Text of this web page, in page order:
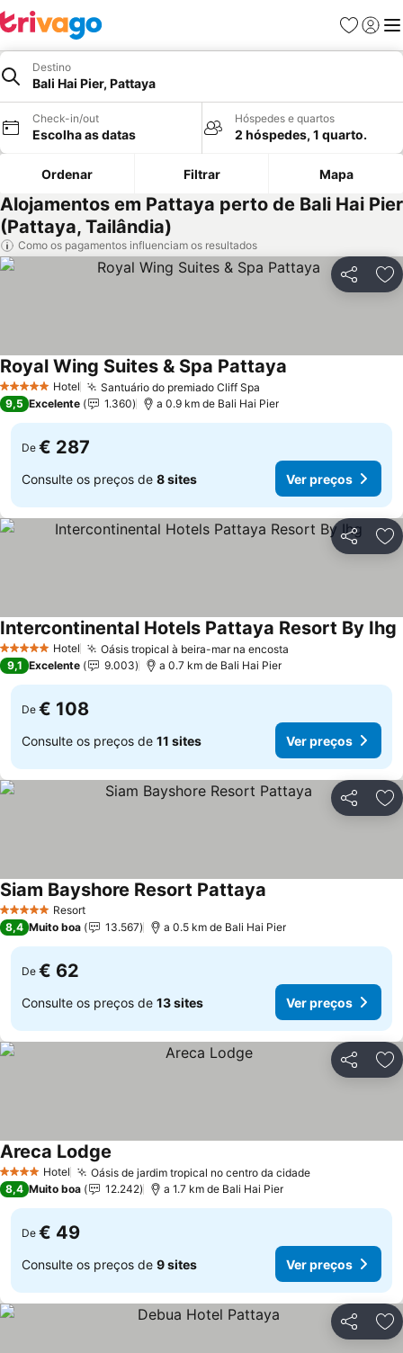
Favoritos
Iniciar
Destino
Bali Hai Pier, Pattaya
Check-in/out
Escolha as datas
Hóspedes e quartos
2 hóspedes, 1 quarto.
Ordenar Filtrar Mapa
Alojamentos em Pattaya perto de Bali Hai Pier
(Pattaya, Tailândia)
Como os pagamentos influenciam os resultados
Partilhar
5 Estrelas Hotel Santuário do premiado Cliff Spa
Royal Wing Suites & Spa Pattaya
9,5 Excelente 1.360 a 0.9 km de Bali Hai Pier
De € 287
Consulte os preços de 8 sites Ver preços
Partilhar
5 Estrelas Hotel Oásis tropical à beira-mar na encosta
Intercontinental Hotels Pattaya Resort By Ihg
9,1 Excelente 9.003 a 0.7 km de Bali Hai Pier
De € 108
Consulte os preços de 11 sites Ver preços
Partilhar
5 Estrelas Resort
Siam Bayshore Resort Pattaya
8,4 Muito boa 13.567 a 0.5 km de Bali Hai Pier
De € 62
Consulte os preços de 13 sites Ver preços
Partilhar
4 EstrelasHotel Oásis de jardim tropical no centro da cidadeVer preços
Areca Lodge
8,4 Muito boa 12.242 a 1.7 km de Bali Hai Pier
De € 49
Consulte os preços de 9 sites Ver preços
Partilhar